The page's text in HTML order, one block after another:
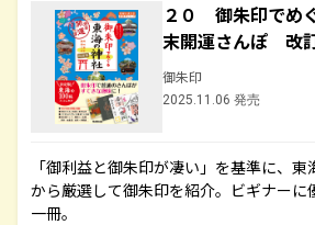
２０ 御朱印でめ
末開運さんぽ 改
御朱印
2025.11.06 発売
「御利益と御朱印が凄い」を基準に、
から厳選して御朱印を紹介。ビギナーに
一冊。